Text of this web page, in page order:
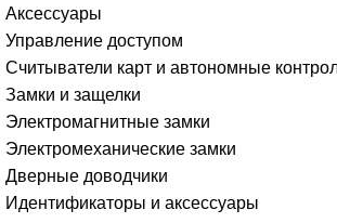
Аксессуары
Управление доступом
Считыватели карт и автономные
Замки и защелки
Электромагнитные замки
Электромеханические замки
Дверные доводчики
Идентификаторы и аксессуары